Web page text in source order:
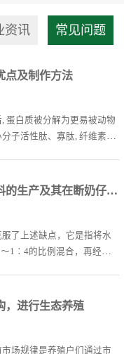
资讯 常见问题
点及制作方法
蛋白质被分解为更易被动物
子活性肽、寡肽, 纤维素、
它一些菌体蛋白, 作为营养
率, 从而提高动物体的各项
液态发酵饲料的生产及其在断奶仔猪上的应用
了上述缺点，它是指将水
1∶4的比例混合，再经过
稳定的、更能被猪或其他畜
，进行生态养殖
场规律是养殖户们通过市